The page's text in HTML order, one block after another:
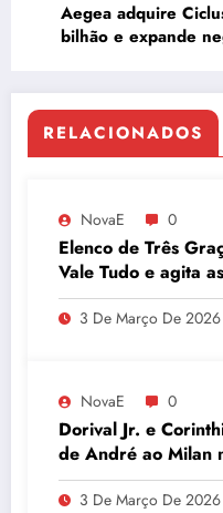
Aegea adquire
bilhão e expande
RELACIONADOS
NovaE 0
Elenco de Três
Vale Tudo e agita
3 De Março De 2026
NovaE 0
Dorival Jr. e
de André ao Milan
São Jorge
3 De Março De 2026